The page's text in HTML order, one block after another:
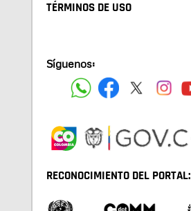
TÉRMINOS DE USO
Síguenos:
RECONOCIMIENTO DEL PORTAL: